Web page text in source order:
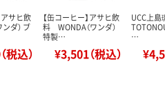
アサヒ飲
ダ） ブ
税込）
【缶コーヒー】アサヒ飲
料 WONDA（ワンダ）
特製…
¥3,501（税込）
UCC上島
…